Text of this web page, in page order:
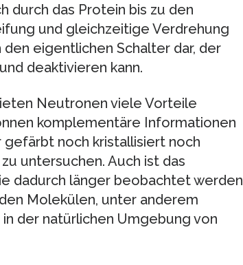
durch das Protein bis zu den
und gleichzeitige Verdrehung
eigentlichen Schalter dar, der
deaktivieren kann.
Neutronen viele Vorteile
komplementäre Informationen
noch kristallisiert noch
untersuchen. Auch ist das
dadurch länger beobachtet werden
Molekülen, unter anderem
der natürlichen Umgebung von